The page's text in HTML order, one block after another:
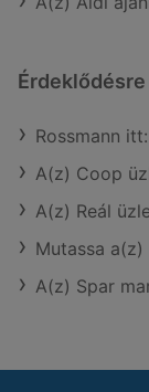
Rossmann
A(z) Coop
A(z) Reál
Mutassa
A(z) Spar